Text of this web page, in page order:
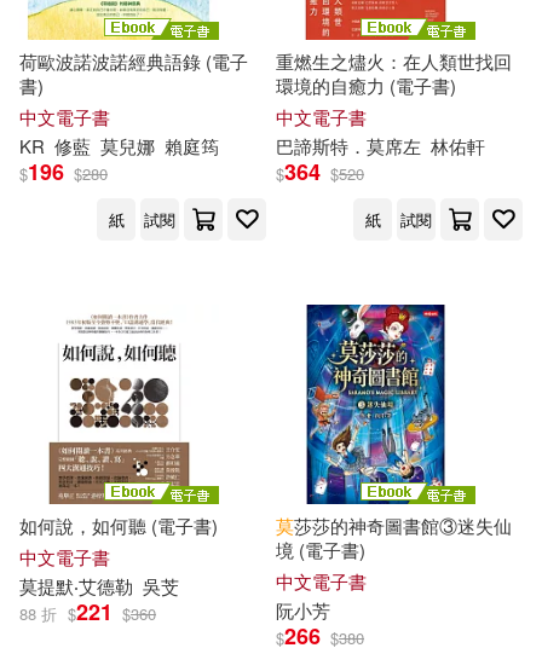
梁娟娟，鄧志超，莫川川（主編）
(1)
楊子青青(1)
楊富閔(1) 楊小濱(1)
楊英健(1)
楚依．莫爾克(1)
樓弘・莫侯(1)
歐雷・莫西森(1)
段鵬（主編）(1)
蒼璧出版有限公司(1)
藍襪子出版社(1) 行路(1)
複刻文化(1)
賴恩延(1) 遠見雜誌(1)
重慶大學出版社(1)
重慶大學電子音像出版社有限公司
(1)
金城出版社(1) 金塊文化(1)
長江文藝出版社(1)
荷歐波諾波諾經典語錄 (電子
書)
中文電子書
KR 修藍 莫兒娜 賴庭筠
$196 $280
紙
試閱
重燃生之燼火：在人類世找回
環境的自癒力 (電子書)
中文電子書
巴諦斯特． 莫席左 林佑軒
$364 $520
紙
試閱
如何說，如何聽 (電子書)
中文電子書
莫提默‧艾德勒 吳芠
88 折 $221 $360
莫莎莎的神奇圖書館③迷失仙
境 (電子書)
中文電子書
阮小芳
$266 $380